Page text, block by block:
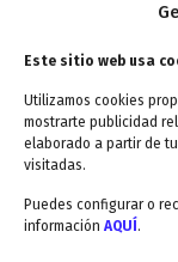
Este sitio web usa
Utilizamos cookies
mostrarte publicidad
elaborado a partir de
visitadas.
Puedes configurar o
información AQUÍ .
Valóranos